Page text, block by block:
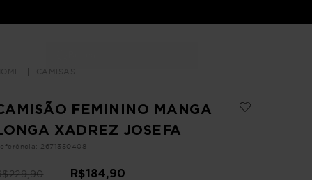
CAMISAS
FEMININO MANGA
XADREZ JOSEFA
: 2671350408
229,90 R$184,90